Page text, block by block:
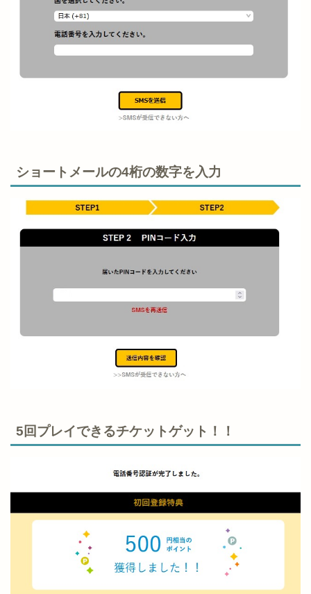
ショートメールの4桁の数字を入力
5回プレイできるチケットゲット！！